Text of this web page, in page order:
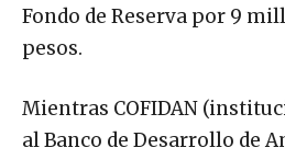
Fondo de Reserva por 9
pesos.
Mientras COFIDAN
al Banco de Desarrollo de